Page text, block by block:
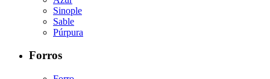
Sinople
Sable
Púrpura
Forros